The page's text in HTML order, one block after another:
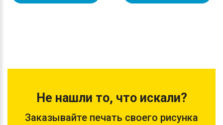
Не нашли то, что искали?
Заказывайте печать своего рисунка